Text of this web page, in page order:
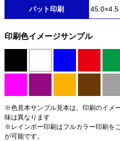
パット印刷 45.0×4.5
印刷色イメージサンプル
※色見本サンプル見本は、印刷のイメ
味は異なります
※レインボー印刷はフルカラー印刷を
が可能です。